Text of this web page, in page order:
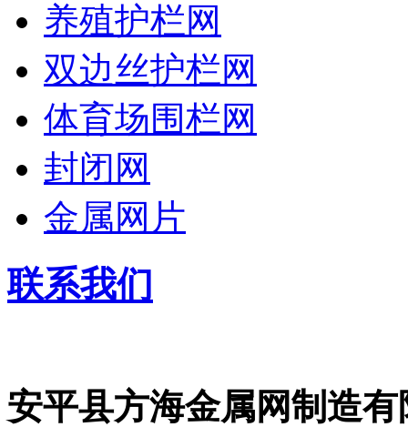
养殖护栏网
双边丝护栏网
体育场围栏网
封闭网
金属网片
联系我们
安平县方海金属网制造有